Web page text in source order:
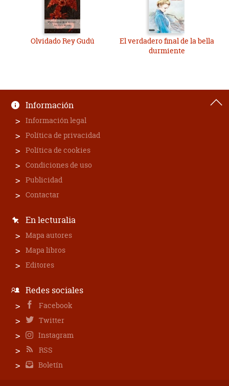
Olvidado Rey Gudú
El verdadero final de la bella
durmiente
Información
Información legal
Política de privacidad
Política de cookies
Condiciones de uso
Publicidad
Contactar
En lecturalia
Mapa autores
Mapa libros
Editores
Redes sociales
Facebook
Twitter
Instagram
RSS
Boletín